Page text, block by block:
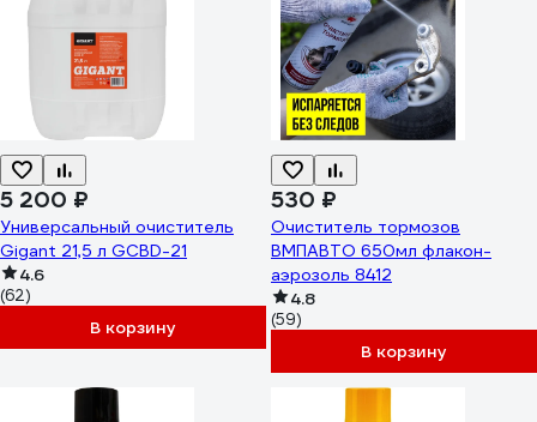
5 200 ₽
Универсальный очиститель
Gigant 21,5 л GCBD-21
4.6
(62)
В корзину
530 ₽
Очиститель тормозов
ВМПАВТО 650мл флакон-
аэрозоль 8412
4.8
(59)
В корзину